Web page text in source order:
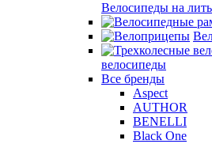
Велосипеды на
велосипеды
Все бренды
Aspect
AUTHOR
BENELLI
Black One